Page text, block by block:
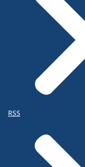
RSS